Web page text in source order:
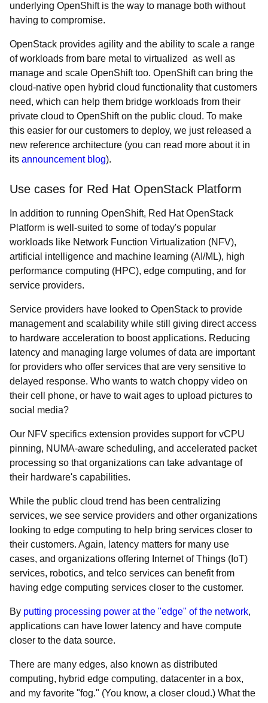
underlying OpenShift is the way to manage both without
having to compromise.
OpenStack provides agility and the ability to scale a range
of workloads from bare metal to virtualized as well as
manage and scale OpenShift too. OpenShift can bring the
cloud-native open hybrid cloud functionality that customers
need, which can help them bridge workloads from their
private cloud to OpenShift on the public cloud. To make
this easier for our customers to deploy, we just released a
new reference architecture (you can read more about it in
its announcement blog).
Use cases for Red Hat OpenStack Platform
In addition to running OpenShift, Red Hat OpenStack
Platform is well-suited to some of today's popular
workloads like Network Function Virtualization (NFV),
artificial intelligence and machine learning (AI/ML), high
performance computing (HPC), edge computing, and for
service providers.
Service providers have looked to OpenStack to provide
management and scalability while still giving direct access
to hardware acceleration to boost applications. Reducing
latency and managing large volumes of data are important
for providers who offer services that are very sensitive to
delayed response. Who wants to watch choppy video on
their cell phone, or have to wait ages to upload pictures to
social media?
Our NFV specifics extension provides support for vCPU
pinning, NUMA-aware scheduling, and accelerated packet
processing so that organizations can take advantage of
their hardware's capabilities.
While the public cloud trend has been centralizing
services, we see service providers and other organizations
looking to edge computing to help bring services closer to
their customers. Again, latency matters for many use
cases, and organizations offering Internet of Things (IoT)
services, robotics, and telco services can benefit from
having edge computing services closer to the customer.
By putting processing power at the "edge" of the network,
applications can have lower latency and have compute
closer to the data source.
There are many edges, also known as distributed
computing, hybrid edge computing, datacenter in a box,
and my favorite "fog." (You know, a closer cloud.) What the